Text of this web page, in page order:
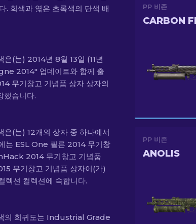
. 회색과 엷은 초록색의 단색 배
(는) 2014년 8월 13일 (11년
2014" 업데이트와 함께 출
무기창고 기념품 상자 상자의
했습니다.
은(는) 12개의 상자 중 하나에서
는 ESL One 쾰른 2014 무기창
2014 무기창고 기념품
무기창고 기념품 상자이(가)
렉션 컬렉션에 속합니다.
의 희귀도는 Industrial Grade
PP 비존
CARBON
PP 비존
ANOLIS